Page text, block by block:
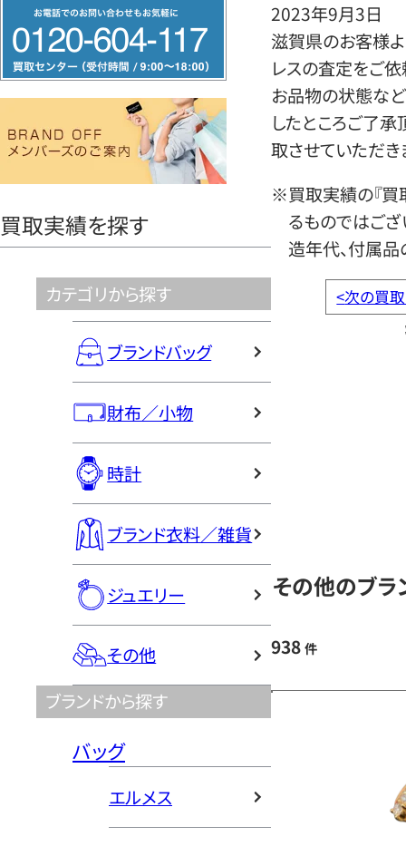
リ
ー
ヤ
買取実績を探す
カテゴリから探す
ブランドバッグ
財布／小物
時計
ブランド衣料／雑貨
ジュエリー
その他
ブランドから探す
バッグ
エルメス
2023年9月3日
滋賀県のお客様よ
レスの査定をご依
お品物の状態など
したところご了
取させていただき
※買取実績の『買
るものではござ
造年代、付属品
<次の買
その他のブラ
938 件